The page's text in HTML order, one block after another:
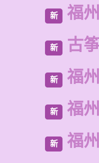
新 福
新 古
新 福
新 福
新 福